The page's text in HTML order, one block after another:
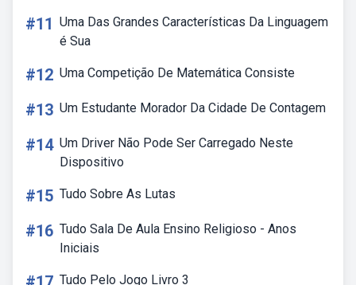
#11 Uma Das Grandes Características Da Linguagem
é Sua
#12 Uma Competição De Matemática Consiste
#13 Um Estudante Morador Da Cidade De Contagem
#14 Um Driver Não Pode Ser Carregado Neste
Dispositivo
#15 Tudo Sobre As Lutas
#16 Tudo Sala De Aula Ensino Religioso - Anos
Iniciais
Tudo Pelo Jogo Livro 3